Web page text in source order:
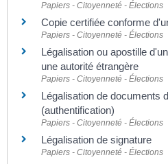
Papiers - Citoyenneté - Élections
Copie certifiée conforme
Papiers - Citoyenneté - Élections
Légalisation ou apostille
une autorité étrangère
Papiers - Citoyenneté - Élections
Légalisation de documents
(authentification)
Papiers - Citoyenneté - Élections
Légalisation de signature
Papiers - Citoyenneté - Élections